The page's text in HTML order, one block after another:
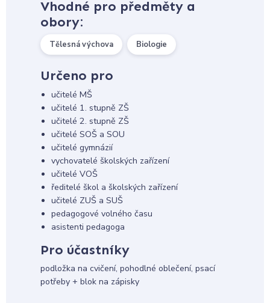
Vhodné pro předměty a
obory:
Tělesná výchova Biologie
Určeno pro
učitelé MŠ
učitelé 1. stupně ZŠ
učitelé 2. stupně ZŠ
učitelé SOŠ a SOU
učitelé gymnázií
vychovatelé školských zařízení
učitelé VOŠ
ředitelé škol a školských zařízení
učitelé ZUŠ a SUŠ
pedagogové volného času
asistenti pedagoga
Pro účastníky
podložka na cvičení, pohodlné oblečení, psací
potřeby + blok na zápisky